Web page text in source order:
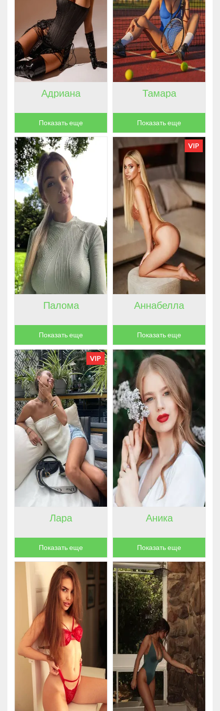
Адриана
Показать еще
Тамара
Показать еще
Палома
Показать еще
VIP
Аннабелла
Показать еще
VIP
Лара
Показать еще
Аника
Показать еще